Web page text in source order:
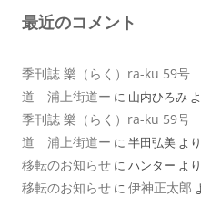
最近のコメント
季刊誌 樂（らく）ra-ku 59
道 浦上街道ー に 山内ひろみ
季刊誌 樂（らく）ra-ku 59
道 浦上街道ー に 半田弘美 より
移転のお知らせ に ハンター より
移転のお知らせ に 伊神正太郎